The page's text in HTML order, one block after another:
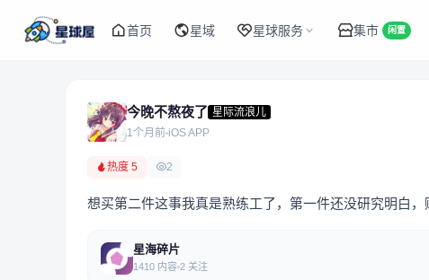
首页 星域 星球服务 集市 闲置
今晚不熬夜了 星际流浪儿
1个月前 iOS APP
热度 5 2
想买第二件这事我真是熟练工了，第一件还没研究明白
星海碎片
1410 内容 2 关注